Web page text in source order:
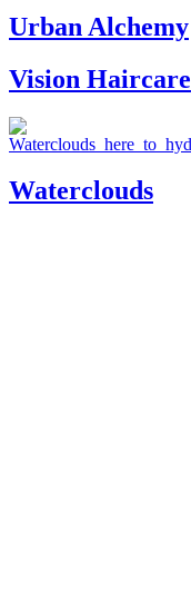
Urban Alchemy
Vision Haircare
Waterclouds